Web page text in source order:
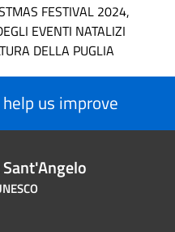
FESTIVAL 2024,
EVENTI NATALIZI
DELLA PUGLIA
us improve